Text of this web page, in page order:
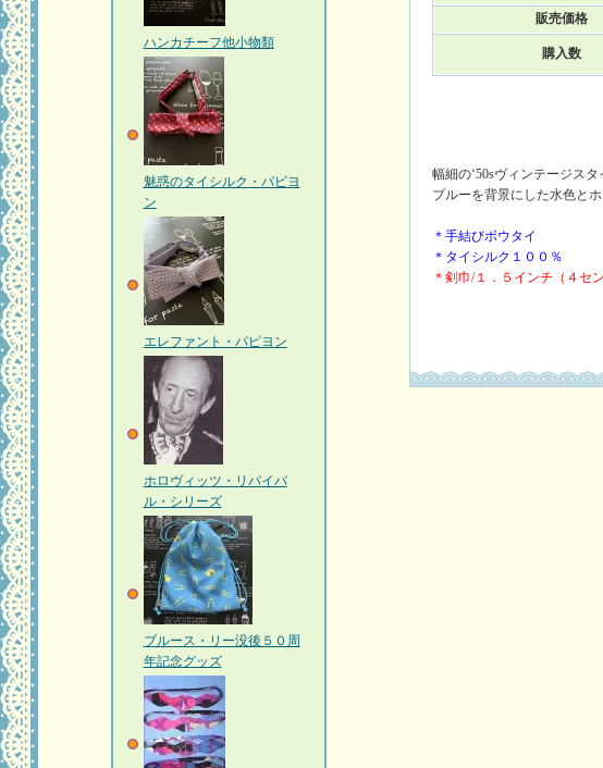
ハンカチーフ他小物類
魅惑のタイシルク・パピヨ
ン
エレファント・パピヨン
ホロヴィッツ・リバイバ
ル・シリーズ
ブルース・リー没後５０周
年記念グッズ
販売価格
購入数
幅細の‘50sヴィンテージス
ブルーを背景にした水色と
＊手結びボウタイ
＊タイシルク１００％
＊剣巾/１．５インチ（４セン